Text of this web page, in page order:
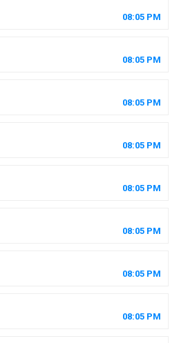
08:05 PM
08:05 PM
08:05 PM
08:05 PM
08:05 PM
08:05 PM
08:05 PM
08:05 PM